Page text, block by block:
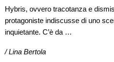
Hybris, ovvero tracotanza e
protagoniste indiscusse di uno
inquietante. C’è da …
/ Lina Bertola